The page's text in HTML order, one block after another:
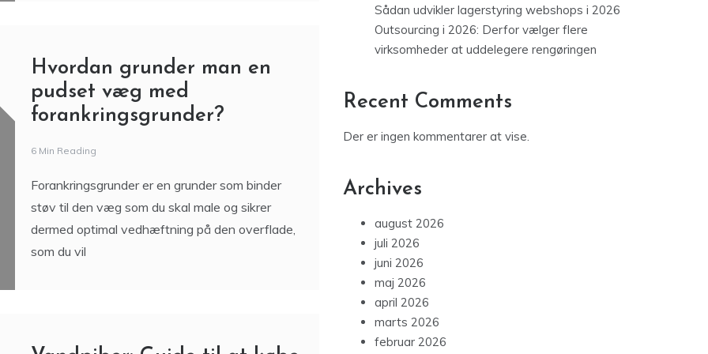
Forankringsgrunder er en grunder som binder
støv til den væg som du skal male og sikrer
dermed optimal vedhæftning på den overflade,
som du vil
Vandpiber: Guide til at købe
den bedste vandpibe
Der er ingen kommentarer at vise.
Archives
august 2026
juli 2026
juni 2026
marts 2026
januar 2026
december 2025
november 2025
oktober 2025
september 2025
august 2025
juli 2025